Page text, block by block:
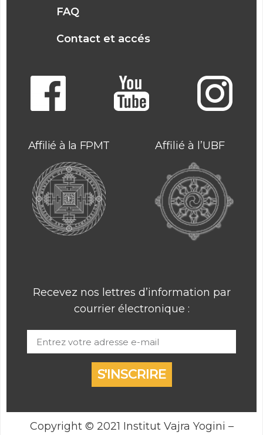
FAQ
Contact et accés
Affilié à la FPMT Affilié à l’UBF
Recevez nos lettres d’information par
courrier électronique :
S'INSCRIRE
Copyright © 2021 Institut Vajra Yogini –